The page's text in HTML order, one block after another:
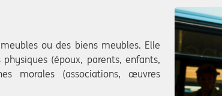
ou des biens meubles. Elle
(époux, parents, enfants,
morales (associations, œuvres